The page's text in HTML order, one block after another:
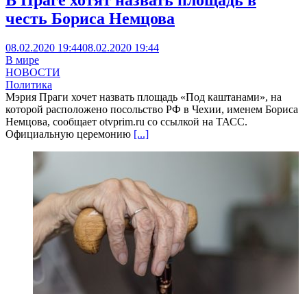
честь Бориса Немцова
08.02.2020 19:4408.02.2020 19:44
В мире
НОВОСТИ
Политика
Мэрия Праги хочет назвать площадь «Под каштанами», на
которой расположено посольство РФ в Чехии, именем Бориса
Немцова, сообщает otvprim.ru со ссылкой на ТАСС.
Официальную церемонию [...]